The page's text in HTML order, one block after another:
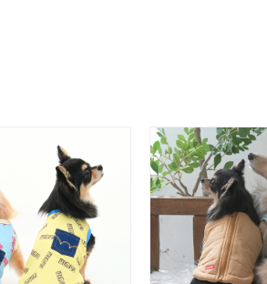
カートへ進む